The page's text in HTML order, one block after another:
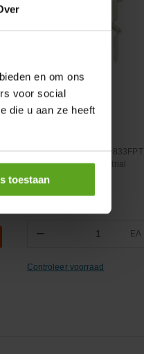
en om ons
voor social
die u aan ze heeft
toestaan
Vergelijken
Artikelnummer:99441833FPT
Merknaam:FPT Industrial
− EA
Controleer voorraad